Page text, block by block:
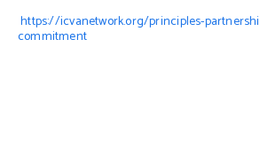
https://icvanetwork.org/principles-
commitment